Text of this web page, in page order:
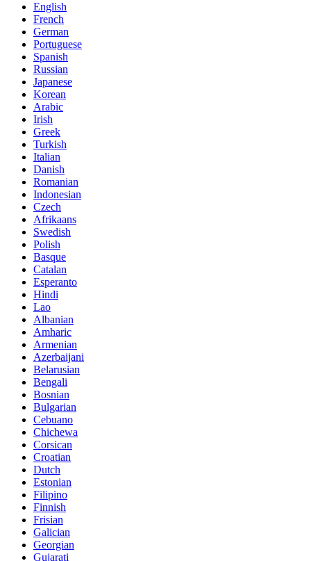
English
French
German
Portuguese
Spanish
Russian
Japanese
Korean
Arabic
Irish
Greek
Turkish
Italian
Danish
Romanian
Indonesian
Czech
Afrikaans
Swedish
Polish
Basque
Catalan
Esperanto
Hindi
Lao
Albanian
Amharic
Armenian
Azerbaijani
Belarusian
Bengali
Bosnian
Bulgarian
Cebuano
Chichewa
Corsican
Croatian
Dutch
Estonian
Filipino
Finnish
Frisian
Galician
Georgian
Gujarati